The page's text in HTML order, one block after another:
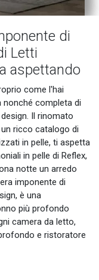
di
Letti
aspettando
come l'hai
completa di
Il rinomato
ricco catalogo di
in pelle, ti aspetta
in pelle di Reflex,
notte un arredo
imponente di
è una
più profondo
camera da letto,
e ristoratore